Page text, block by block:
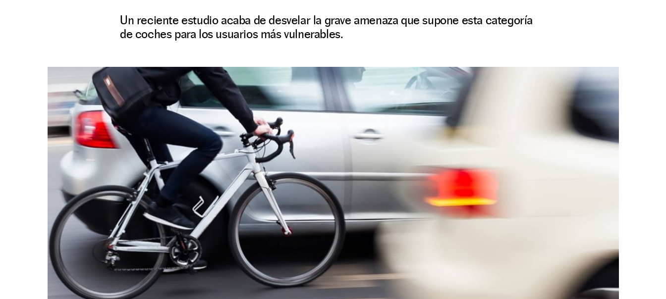
Un reciente estudio acaba de desvelar la grave amenaza que supone esta categoría
de coches para los usuarios más vulnerables.